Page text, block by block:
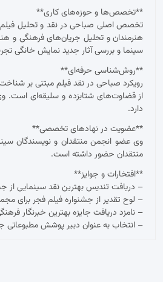
**تخصص‌ها و حوزه‌های کاری**
تخصص اصلی صباحی در نقد و تحلیل
هنرمندان و تحلیل جریان‌های فرهنگی
سینما و بررسی آثار جدید نمایش خانگی
**روش‌شناسی حرفه‌ای**
رویکرد صباحی در نقد فیلم مبتنی بر
از قضاوت‌های شتابزده و سلیقه‌ای است. وی
دارد.
**عضویت در نهادهای تخصصی**
وی عضو انجمن منتقدان و نویسندگان
منتقدان حضور داشته است.
**افتخارات و جوایز**
– دریافت تندیس بهترین نقد سینمایی از
– لوح تقدیر از جشنواره فیلم فجر برای
– نامزد دریافت جایزه بهترین خبرنگار فرهنگی
– انتخاب به عنوان دبیر پوشش مطبوعاتی